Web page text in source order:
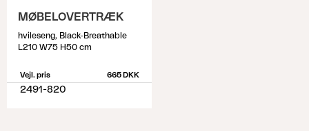
MØBELOVERTRÆK
hvileseng, Black-Breathable
L210 W75 H50 cm
Vejl. pris 665 DKK
2491-820